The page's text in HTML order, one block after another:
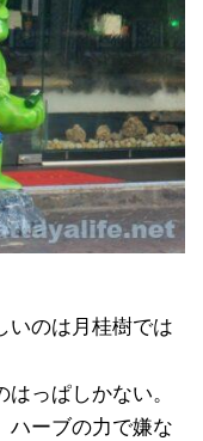
いのは月桂樹では
っぱしかない。
ハーブの力で嫌な